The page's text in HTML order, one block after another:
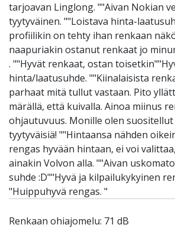
tarjoavan Linglong. ""Aivan Nokian
tyytyväinen. ""Loistava hinta-
profiilikin on tehty ihan renkaan
naapuriakin ostanut renkaat jo
. ""Hyvät renkaat, ostan
hinta/laatusuhde. ""Kiinalaisista
parhaat mitä tullut vastaan. Pito
märällä, että kuivalla. Ainoa miinus
ohjautuvuus. Monille olen
tyytyväisiä! ""Hintaansa nähden
rengas hyvään hintaan, ei voi
ainakin Volvon alla. ""Aivan
suhde :D""Hyvä ja kilpailukykyinen
"Huippuhyvä rengas. "
Renkaan ohiajomelu: 71 dB